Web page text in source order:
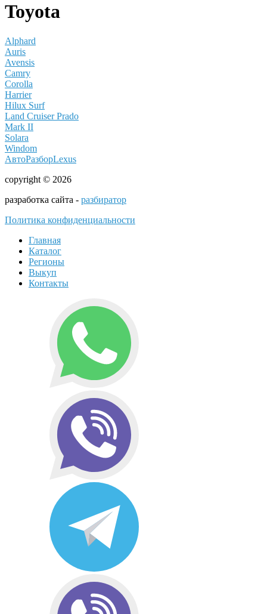
Toyota
Alphard
Auris
Avensis
Camry
Corolla
Harrier
Hilux Surf
Land Cruiser Prado
Mark II
Solara
Windom
АвтоРазборLexus
copyright © 2026
разработка сайта - разбиратор
Политика конфиденциальности
Главная
Каталог
Регионы
Выкуп
Контакты